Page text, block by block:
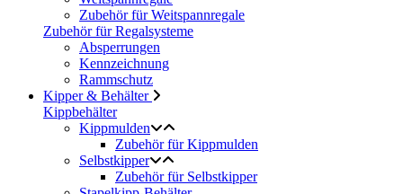
Zubehör für Weitspannregale
Zubehör für Regalsysteme
Absperrungen
Kennzeichnung
Rammschutz
Kipper & Behälter
Kippbehälter
Kippmulden
Zubehör für Kippmulden
Selbstkipper
Zubehör für Selbstkipper